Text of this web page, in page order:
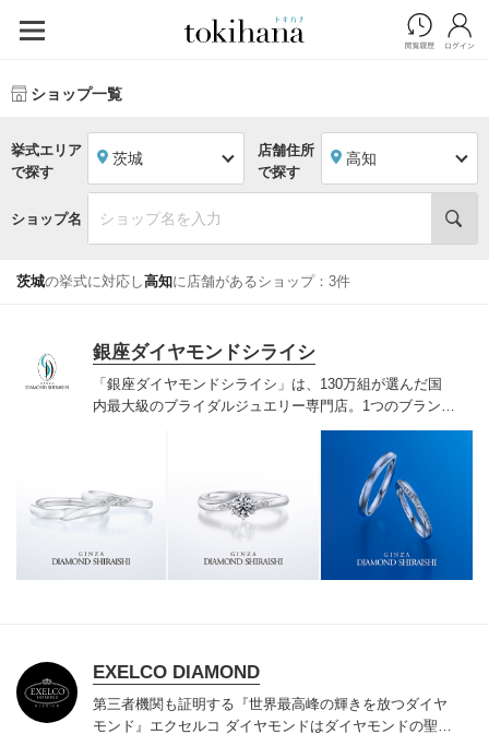
ショップ一覧
挙式エリア
で探す
茨城
店舗住所
で探す
高知
ショップ名
茨城の挙式に対応し高知に店舗があるショップ：3件
銀座ダイヤモンドシライシ
「銀座ダイヤモンドシライシ」は、130万組が選んだ国
内最大級のブライダルジュエリー専門店。1つのブランド
では国内最大級の700種類以上の豊富なデザインを取り
揃え、ふたりの「似合う」と「好き」を同時に叶えた満
足の選択ができる指輪をご提案しています。多くのお客
様にご満足いただけている、一生身に着けるための指輪
のクオリティや購入後のアフターサービスをぜひ一度店
頭でお確かめください。
EXELCO DIAMOND
第三者機関も証明する『世界最高峰の輝きを放つダイヤ
モンド』 エクセルコ ダイヤモンドはダイヤモンドの聖地